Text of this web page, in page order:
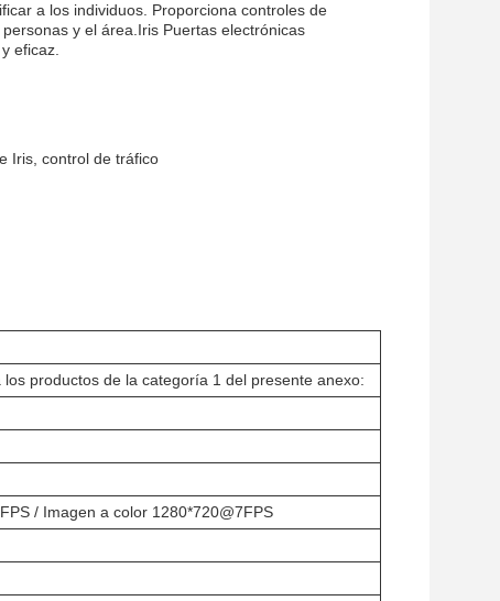
a los individuos. Proporciona controles de
y el área.Iris Puertas electrónicas
eficaz.
Iris, control de tráfico
productos de la categoría 1 del presente anexo:
/ Imagen a color 1280*720@7FPS